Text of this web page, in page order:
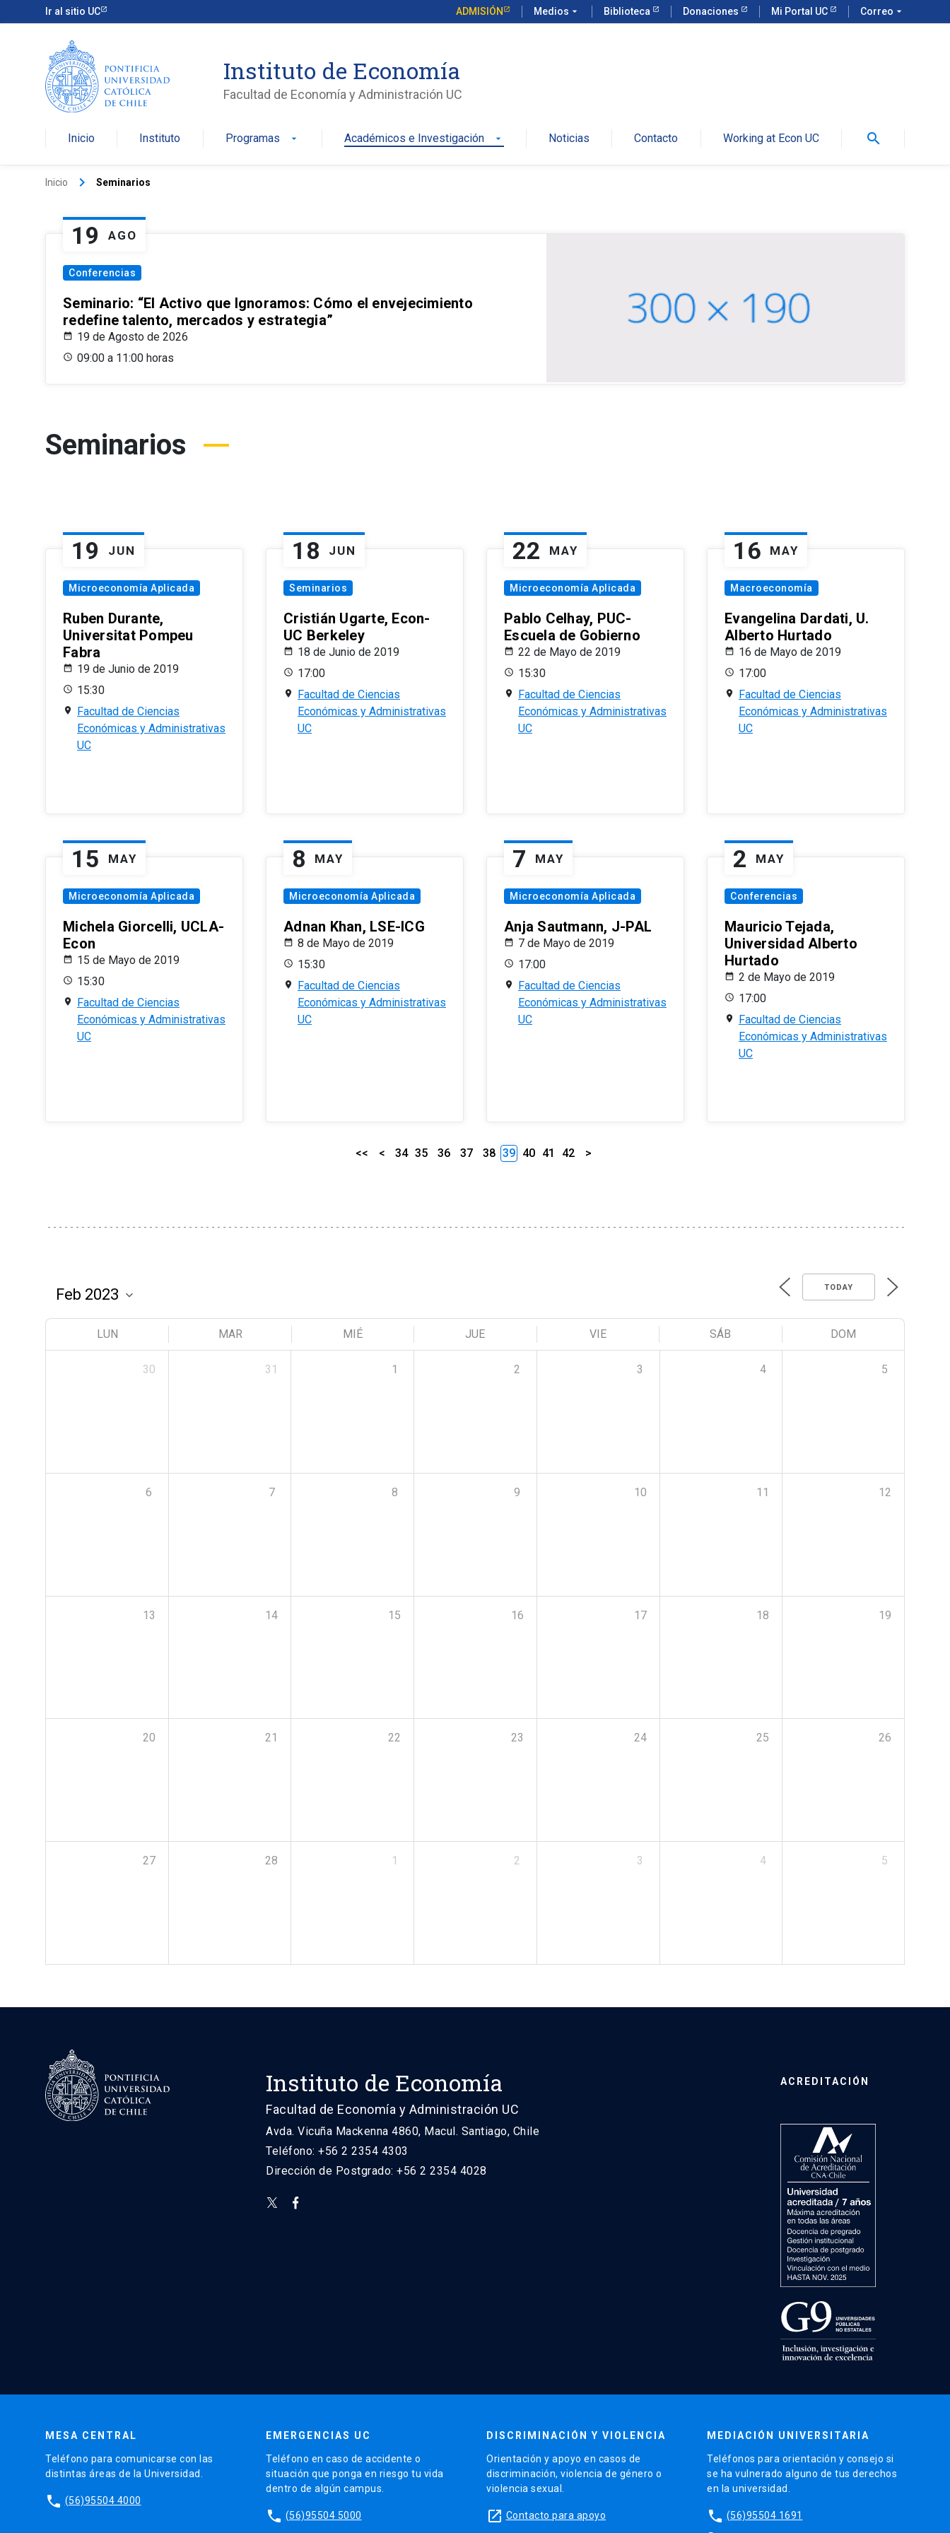
Ir al sitio UC ADMISIÓN Medios arrow_drop_down Biblioteca Donaciones Mi Portal UC Correo arrow_drop_down
Instituto de Economía
Facultad de Economía y Administración UC
Inicio Instituto Programas arrow_drop_down Académicos e Investigación arrow_drop_down Noticias Contacto Working at Econ UC search
Inicio keyboard_arrow_right Seminarios
19 AGO
Conferencias
Seminario: “El Activo que Ignoramos: Cómo el envejecimiento
redefine talento, mercados y estrategia”
19 de Agosto de 2026
09:00 a 11:00 horas
Seminarios
19 JUN
Microeconomía Aplicada
Ruben Durante,
Universitat Pompeu
Fabra
19 de Junio de 2019
15:30
Facultad de Ciencias
Económicas y Administrativas
UC
18 JUN
Seminarios
Cristián Ugarte, Econ-
UC Berkeley
18 de Junio de 2019
17:00
Facultad de Ciencias
Económicas y Administrativas
UC
22 MAY
Microeconomía Aplicada
Pablo Celhay, PUC-
Escuela de Gobierno
22 de Mayo de 2019
15:30
Facultad de Ciencias
Económicas y Administrativas
UC
16 MAY
Macroeconomía
Evangelina Dardati, U.
Alberto Hurtado
16 de Mayo de 2019
17:00
Facultad de Ciencias
Económicas y Administrativas
UC
15 MAY
Microeconomía Aplicada
Michela Giorcelli, UCLA-
Econ
15 de Mayo de 2019
15:30
Facultad de Ciencias
Económicas y Administrativas
UC
8 MAY
Microeconomía Aplicada
Adnan Khan, LSE-ICG
8 de Mayo de 2019
15:30
Facultad de Ciencias
Económicas y Administrativas
UC
7 MAY
Microeconomía Aplicada
Anja Sautmann, J-PAL
7 de Mayo de 2019
17:00
Facultad de Ciencias
Económicas y Administrativas
UC
2 MAY
Conferencias
Mauricio Tejada,
Universidad Alberto
Hurtado
2 de Mayo de 2019
17:00
Facultad de Ciencias
Económicas y Administrativas
UC
<< < 34 35 36 37 38 39 40 41 42 >
TODAY
LUN MAR MIÉ JUE VIE SÁB DOM
30 31 1 2 3 4 5
6 7 8 9 10 11 12
13 14 15 16 17 18 19
20 21 22 23 24 25 26
27 28 1 2 3 4 5
Instituto de Economía
Facultad de Economía y Administración UC
Avda. Vicuña Mackenna 4860, Macul. Santiago, Chile
Teléfono: +56 2 2354 4303
Dirección de Postgrado: +56 2 2354 4028
ACREDITACIÓN
MESA CENTRAL
Teléfono para comunicarse con las
distintas áreas de la Universidad.
phone (56)95504 4000
EMERGENCIAS UC
Teléfono en caso de accidente o
situación que ponga en riesgo tu vida
dentro de algún campus.
phone (56)95504 5000
DISCRIMINACIÓN Y VIOLENCIA
Orientación y apoyo en casos de
discriminación, violencia de género o
violencia sexual.
launch Contacto para apoyo
MEDIACIÓN UNIVERSITARIA
Teléfonos para orientación y consejo si
se ha vulnerado alguno de tus derechos
en la universidad.
phone (56)95504 1691